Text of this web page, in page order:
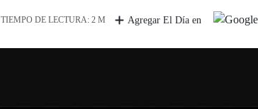
TIEMPO DE LECTURA: 2 M Agregar El Día en